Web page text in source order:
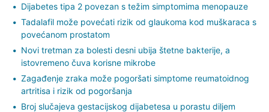
Dijabetes tipa 2 povezan s težim simptomima menopauze
Tadalafil može povećati rizik od glaukoma kod muškaraca s
povećanom prostatom
Novi tretman za bolesti desni ubija štetne bakterije, a
istovremeno čuva korisne mikrobe
Zagađenje zraka može pogoršati simptome reumatoidnog
artritisa i rizik od pogoršanja
Broj slučajeva gestacijskog dijabetesa u porastu diljem